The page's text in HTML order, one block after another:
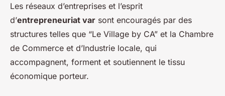
Les réseaux d’entreprises et l’esprit
d’entrepreneuriat var sont encouragés par des
structures telles que “Le Village by CA” et la Chambre
de Commerce et d’Industrie locale, qui
accompagnent, forment et soutiennent le tissu
économique porteur.